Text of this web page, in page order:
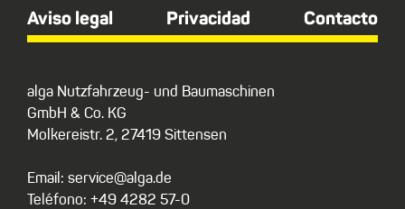
Aviso legal Privacidad Contacto
alga Nutzfahrzeug- und Baumaschinen
GmbH & Co. KG
Molkereistr. 2, 27419 Sittensen
Email: service@alga.de
Teléfono: +49 4282 57-0